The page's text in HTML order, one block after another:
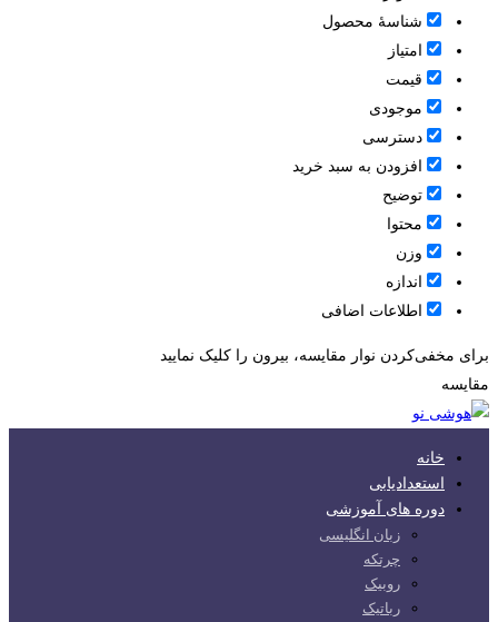
شناسۀ محصول
امتیاز
قيمت
موجودی
دسترسی
افزودن به سبد خرید
توضیح
محتوا
وزن
اندازه
اطلاعات اضافی
برای مخفی‌کردن نوار مقایسه، بیرون را کلیک نمایید
مقایسه
خانه
استعدادیابی
دوره های آموزشی
زبان انگلیسی
چرتکه
روبیک
رباتیک